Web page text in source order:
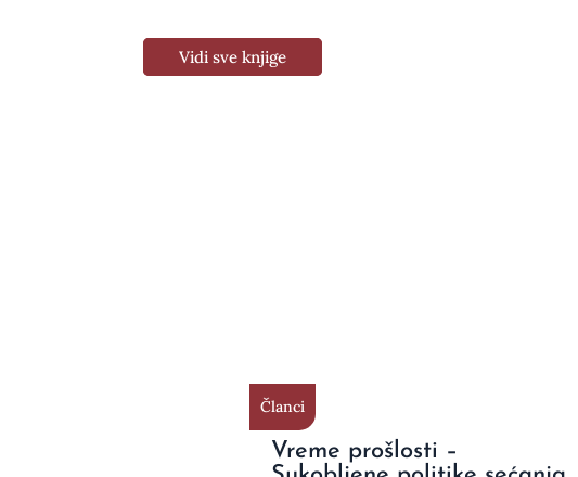
Vidi sve knjige
Članci
Vreme prošlosti –